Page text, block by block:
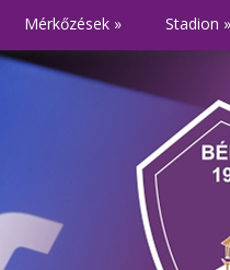
Mérkőzések » Stadion »